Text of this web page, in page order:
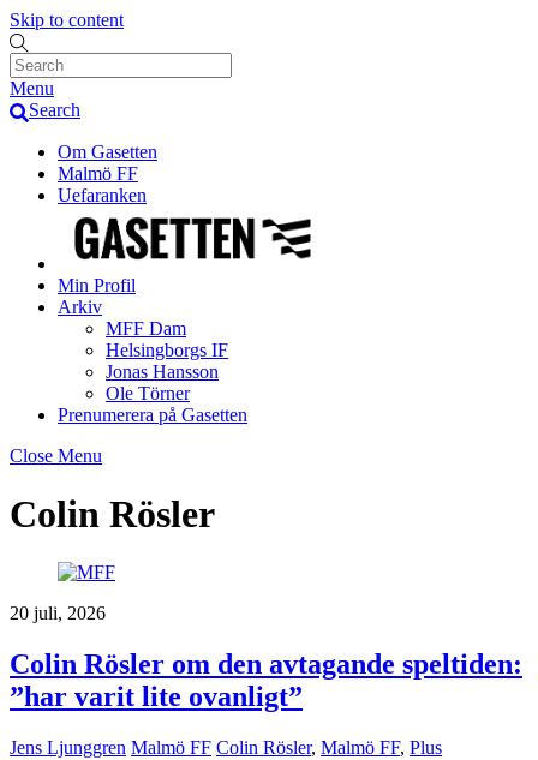
Skip to content
Menu
Search
Om Gasetten
Malmö FF
Uefaranken
Min Profil
Arkiv
MFF Dam
Helsingborgs IF
Jonas Hansson
Ole Törner
Prenumerera på Gasetten
Close Menu
Colin Rösler
20 juli, 2026
Colin Rösler om den avtagande speltiden:
”har varit lite ovanligt”
Jens Ljunggren Malmö FF Colin Rösler, Malmö FF, Plus